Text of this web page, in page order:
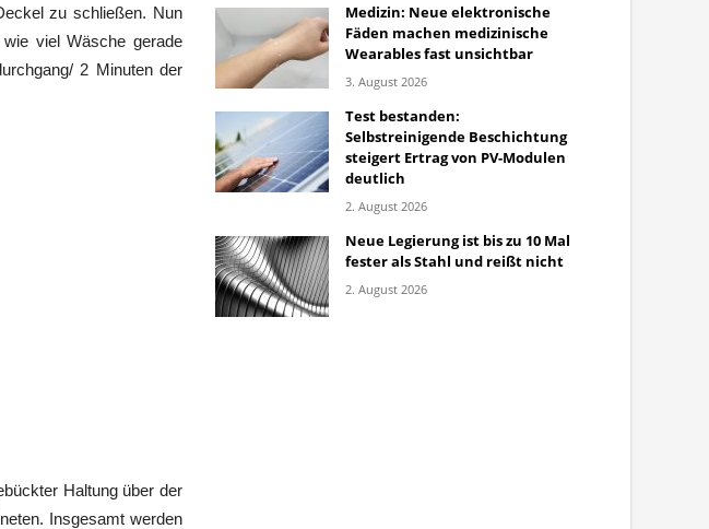
zu schließen. Nun
viel Wäsche gerade
2 Minuten der
Haltung über der
Insgesamt werden
Medizin: Neue elektronische
Fäden machen medizinische
Wearables fast unsichtbar
3. August 2026
Test bestanden:
Selbstreinigende Beschichtung
steigert Ertrag von PV-Modulen
deutlich
2. August 2026
Neue Legierung ist bis zu 10 Mal
fester als Stahl und reißt nicht
2. August 2026